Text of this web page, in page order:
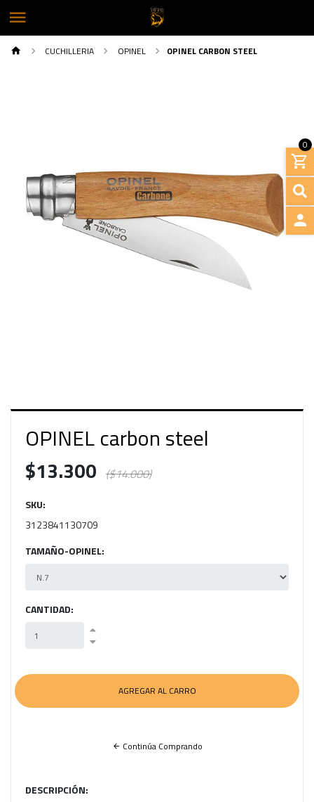
0
CUCHILLERIA OPINEL OPINEL CARBON STEEL
OPINEL carbon steel
$13.300 ($14.000)
SKU:
3123841130709
TAMAÑO-OPINEL:
CANTIDAD:
Continúa Comprando
DESCRIPCIÓN: